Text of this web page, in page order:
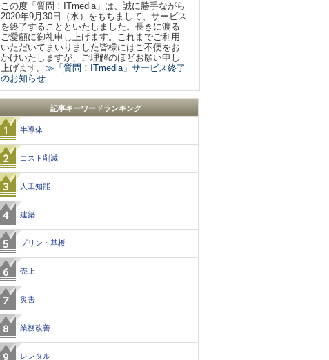
この度「質問！ITmedia」は、誠に勝手ながら
2020年9月30日（水）をもちまして、サービス
を終了することといたしました。長きに渡る
ご愛顧に御礼申し上げます。これまでご利用
いただいてまいりました皆様にはご不便をお
かけいたしますが、ご理解のほどお願い申し
上げます。 ≫「質問！ITmedia」サービス終了
のお知らせ
記事キーワードランキング
半導体
コスト削減
人工知能
建築
プリント基板
売上
災害
業務改善
レンタル